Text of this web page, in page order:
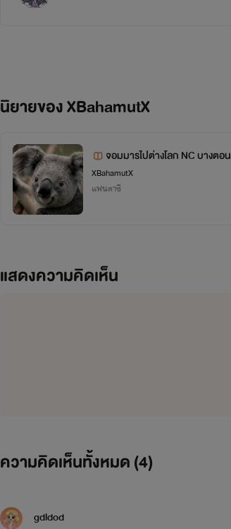
นิยายของ XBahamutX
จอมมารไปต่างโลก NC บางตอน
XBahamutX
แฟนตาซี
แสดงความคิดเห็น
ความคิดเห็นทั้งหมด (4)
gdldod